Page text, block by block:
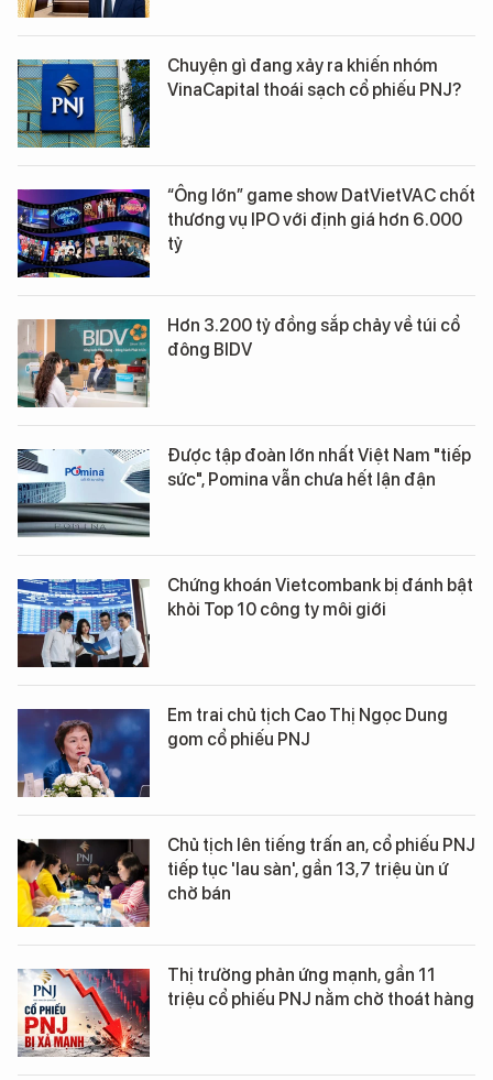
Chuyện gì đang xảy ra khiến nhóm
VinaCapital thoái sạch cổ phiếu PNJ?
“Ông lớn” game show DatVietVAC chốt
thương vụ IPO với định giá hơn 6.000
tỷ
Hơn 3.200 tỷ đồng sắp chảy về túi cổ
đông BIDV
Được tập đoàn lớn nhất Việt Nam "tiếp
sức", Pomina vẫn chưa hết lận đận
Chứng khoán Vietcombank bị đánh bật
khỏi Top 10 công ty môi giới
Em trai chủ tịch Cao Thị Ngọc Dung
gom cổ phiếu PNJ
Chủ tịch lên tiếng trấn an, cổ phiếu PNJ
tiếp tục 'lau sàn', gần 13,7 triệu ùn ứ
chờ bán
Thị trường phản ứng mạnh, gần 11
triệu cổ phiếu PNJ nằm chờ thoát hàng